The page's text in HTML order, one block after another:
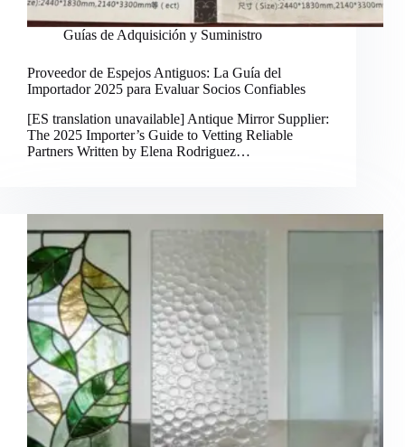
Guías de Adquisición y Suministro
Proveedor de Espejos Antiguos: La Guía del
Importador 2025 para Evaluar Socios Confiables
[ES translation unavailable] Antique Mirror Supplier:
The 2025 Importer’s Guide to Vetting Reliable
Partners Written by Elena Rodriguez…